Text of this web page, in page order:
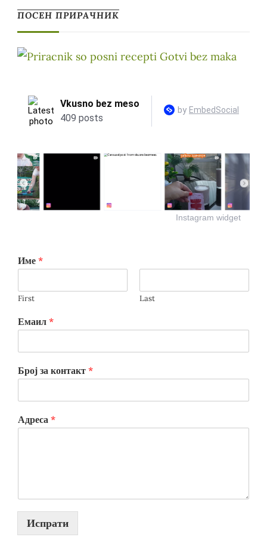
ПОСЕН ПРИРАЧНИК
Instagram widget
Име *
First Last
Емаил *
Број за контакт *
Адреса *
Испрати